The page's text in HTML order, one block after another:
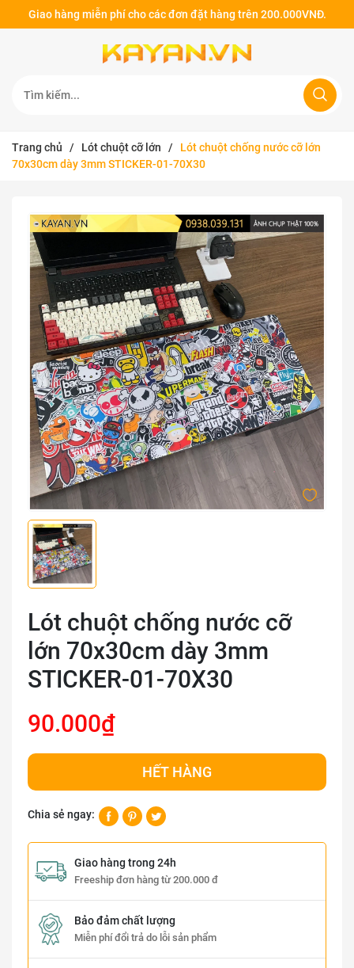
Giao hàng miễn phí cho các đơn đặt hàng trên 200.000VNĐ.
Trang chủ / Lót chuột cỡ lớn /
Lót chuột chống nước cỡ lớn
70x30cm dày 3mm STICKER-01-70X30
Lót chuột chống nước cỡ
lớn 70x30cm dày 3mm
STICKER-01-70X30
90.000₫
HẾT HÀNG
Chia sẻ ngay:
Giao hàng trong 24h
Freeship đơn hàng từ 200.000 đ
Bảo đảm chất lượng
Miễn phí đổi trả do lỗi sản phẩm